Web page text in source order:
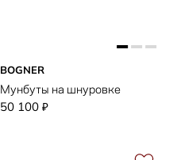
BOGNER
Мунбуты на шнуровке
50 100 ₽